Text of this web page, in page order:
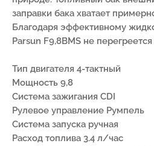
заправки бака хватает
Благодаря эффективному
Parsun F9,8BMS не
Тип двигателя 4-тактный
Мощность 9,8
Система зажигания CDI
Рулевое управление Румпель
Система запуска ручная
Расход топлива 3.4 л/час